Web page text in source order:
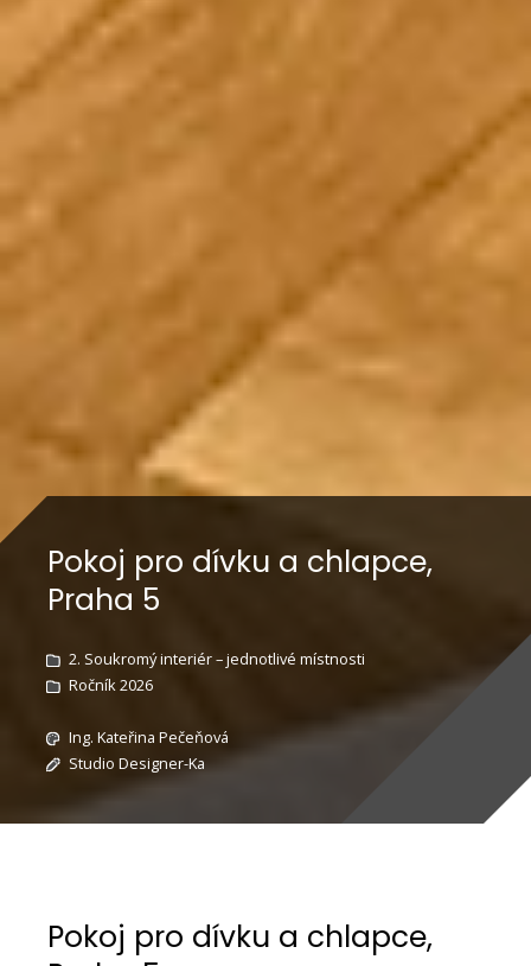
Pokoj pro dívku a chlapce,
Praha 5
2. Soukromý interiér – jednotlivé místnosti
Ročník 2026
Ing. Kateřina Pečeňová
Studio Designer-Ka
Pokoj pro dívku a chlapce,